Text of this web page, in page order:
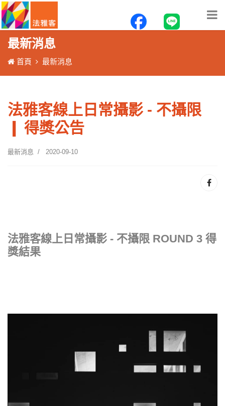
最新消息
首頁 最新消息
法雅客線上日常攝影 - 不攝限
❙ 得獎公告
最新消息 2020-09-10
法雅客線上日常攝影 - 不攝限 ROUND 3 得
獎結果